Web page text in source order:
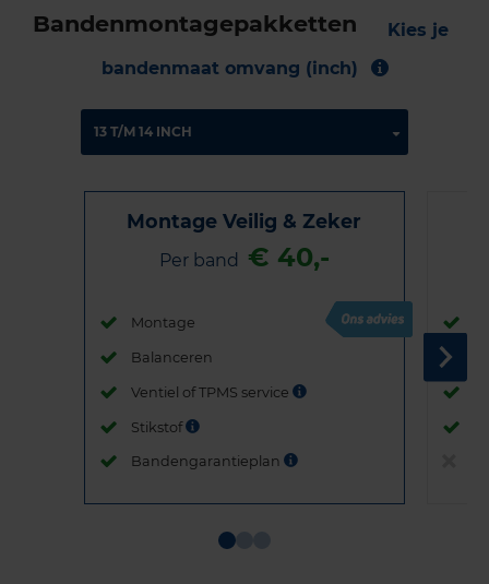
Bandenmontagepakketten
Kies je
bandenmaat omvang (inch)
Montage Veilig & Zeker
Per band € 40,-
Montage
Balanceren
Ventiel of TPMS service
Stikstof
Bandengarantieplan